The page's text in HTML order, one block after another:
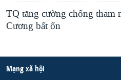
TQ tăng cường chống tham
Cương bất ổn
Mạng xã hội